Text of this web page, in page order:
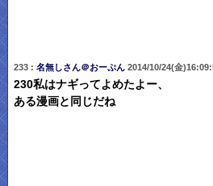
233 : 名無しさん＠おーぷん2014/10/24(金
230私はナギってよめたよー、
ある漫画と同じだね